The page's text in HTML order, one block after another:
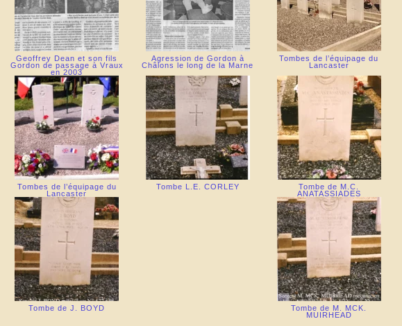
Geoffrey Dean et son fils
Gordon de passage à Vraux
en 2003
Agression de Gordon à
Châlons le long de la Marne
Tombes de l’équipage du
Lancaster
Tombes de l’équipage du
Lancaster
Tombe L.E. CORLEY
Tombe de M.C.
ANATASSIADES
Tombe de J. BOYD
Tombe de M. MCK.
MUIRHEAD